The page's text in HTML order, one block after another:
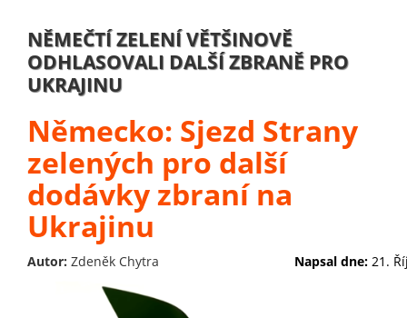
NĚMEČTÍ ZELENÍ VĚTŠINOVĚ
ODHLASOVALI DALŠÍ ZBRANĚ PRO
UKRAJINU
Německo: Sjezd Strany
zelených pro další
dodávky zbraní na
Ukrajinu
Autor: Zdeněk Chytra Napsal dne: 21.